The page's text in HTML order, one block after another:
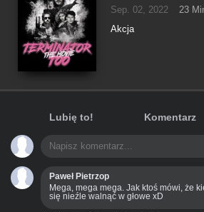
Sep. 02, 2022
23
Akcja
Lubię to! Komentarz
Paweł Pietrzop
Mega, mega mega. Jak ktoś mówi, że
się nieźle walnąć w głowe xD